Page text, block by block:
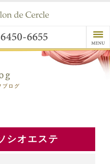
ブログ
シオエステ